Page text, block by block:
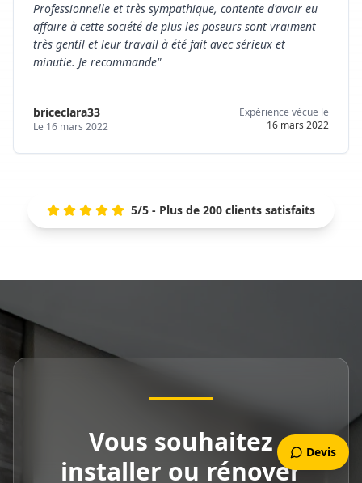
Professionnelle et très sympathique, contente d'avoir eu
affaire à cette société de plus les poseurs sont vraiment
très gentil et leur travail à été fait avec sérieux et
minutie. Je recommande"
briceclara33
Le 16 mars 2022
Expérience vécue le
16 mars 2022
5/5 - Plus de 200 clients satisfaits
Vous souhaitez
installer ou rénover
Devis